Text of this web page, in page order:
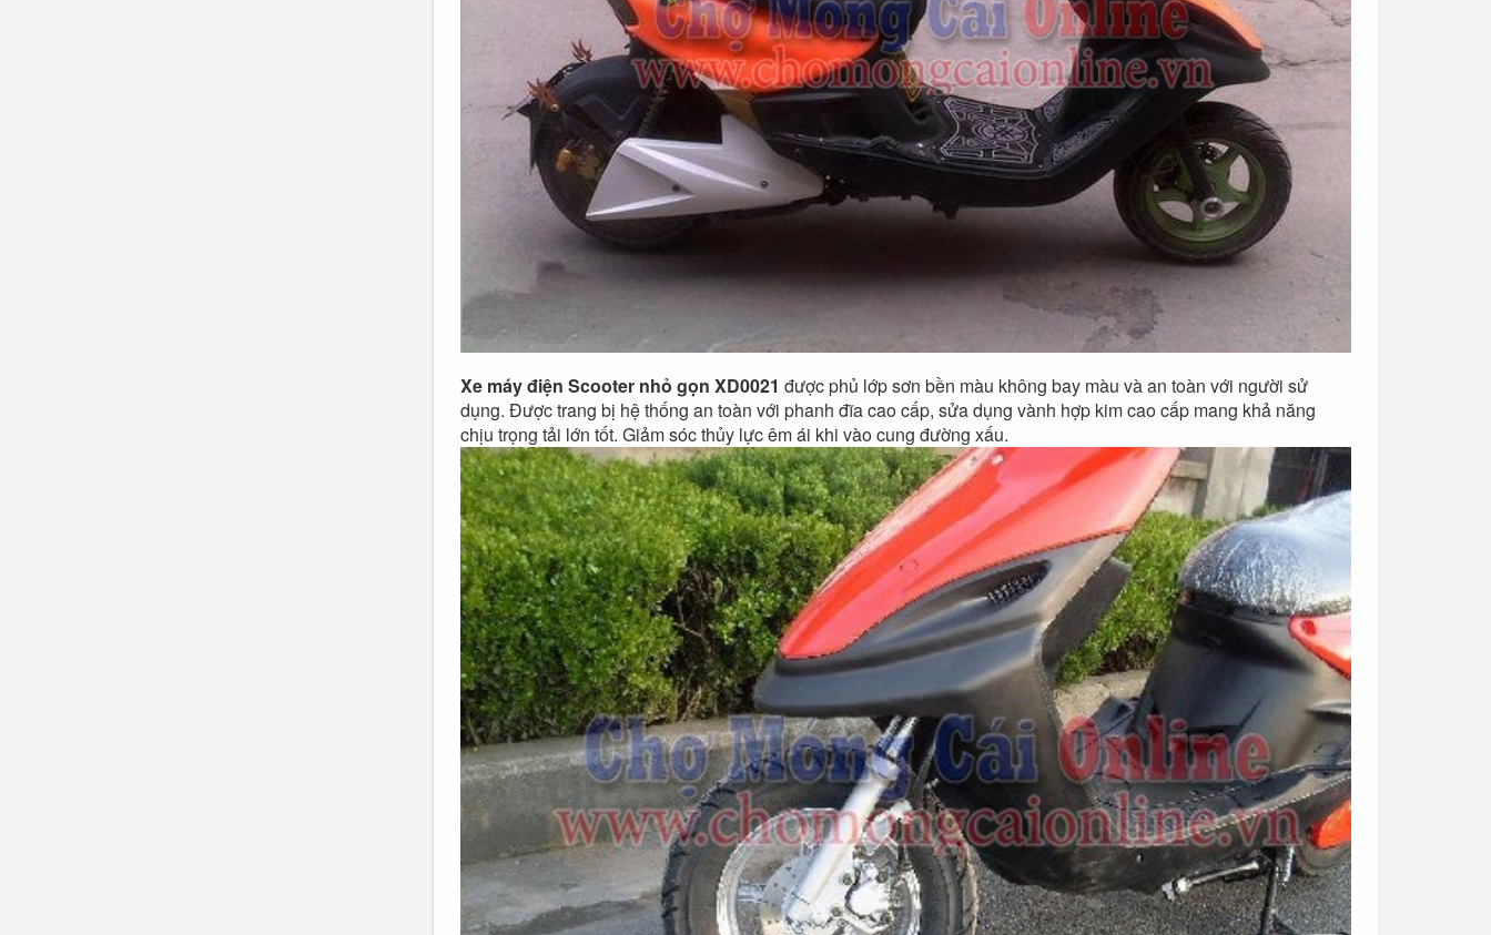
Xe máy điện Scooter nhỏ gọn XD0021 được phủ lớp sơn bền màu không bay màu và an toàn với người sử
dụng. Được trang bị hệ thống an toàn với phanh đĩa cao cấp, sửa dụng vành hợp kim cao cấp mang khả năng
chịu trọng tải lớn tốt. Giảm sóc thủy lực êm ái khi vào cung đường xấu.